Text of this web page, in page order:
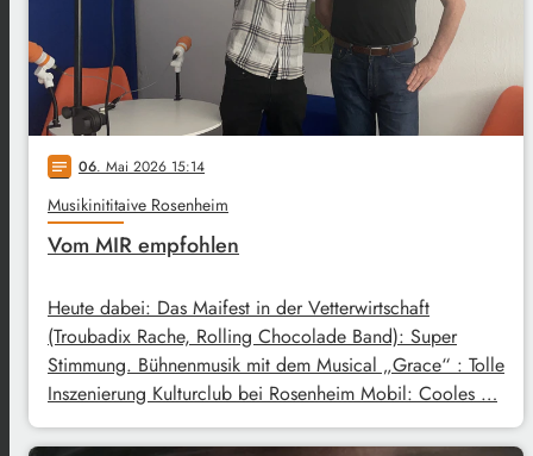
notes 06. Mai 2026 15:14
Musikinititaive Rosenheim
Vom MIR empfohlen
Heute dabei: Das Maifest in der Vetterwirtschaft
(Troubadix Rache, Rolling Chocolade Band): Super
Stimmung. Bühnenmusik mit dem Musical „Grace“ : Tolle
Inszenierung Kulturclub bei Rosenheim Mobil: Cooles …